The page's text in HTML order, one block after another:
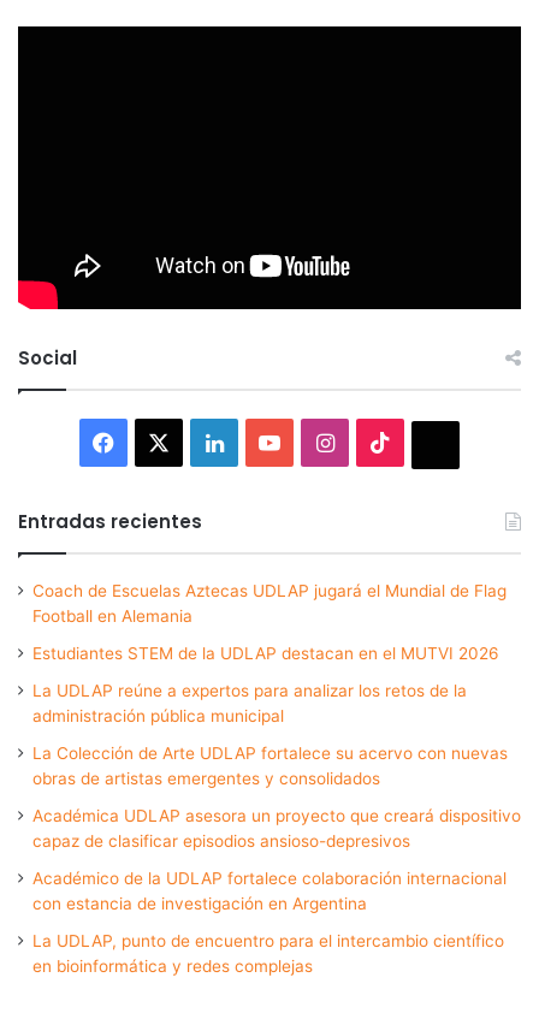
Social
Facebook LinkedInYouTubeInstagram
Entradas recientes
Coach de Escuelas Aztecas UDLAP jugará el Mundial de Flag
Football en Alemania
Estudiantes STEM de la UDLAP destacan en el MUTVI 2026
La UDLAP reúne a expertos para analizar los retos de la
administración pública municipal
La Colección de Arte UDLAP fortalece su acervo con nuevas
obras de artistas emergentes y consolidados
Académica UDLAP asesora un proyecto que creará dispositivo
capaz de clasificar episodios ansioso-depresivos
Académico de la UDLAP fortalece colaboración internacional
con estancia de investigación en Argentina
La UDLAP, punto de encuentro para el intercambio científico
en bioinformática y redes complejas